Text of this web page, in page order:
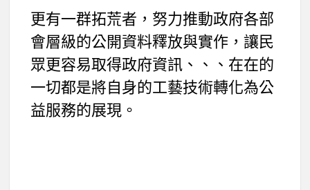
更有一群拓荒者，努力推動政府各部
會層級的公開資料釋放與實作，讓民
眾更容易取得政府資訊、、、在在的
一切都是將自身的工藝技術轉化為公
益服務的展現。